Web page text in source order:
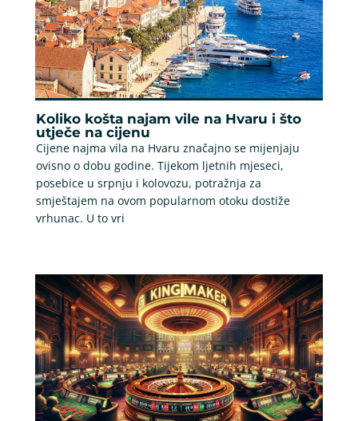
Koliko košta najam vile na Hvaru i što
utječe na cijenu
Cijene najma vila na Hvaru značajno se mijenjaju
ovisno o dobu godine. Tijekom ljetnih mjeseci,
posebice u srpnju i kolovozu, potražnja za
smještajem na ovom popularnom otoku dostiže
vrhunac. U to vri